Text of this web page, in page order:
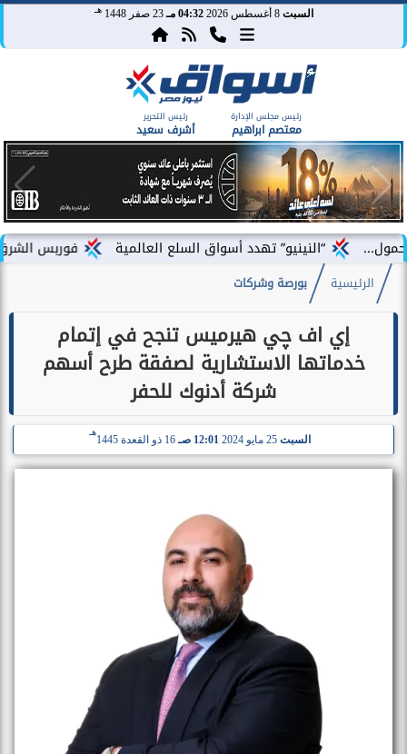
السبت 8 أغسطس 2026 04:32 مـ 23 صفر 1448 هـ
رئيس مجلس الإدارة
معتصم ابراهيم
رئيس التحرير
أشرف سعيد
فوربس الشرق الأوسط “النينيو” تهدد أسواق السلع العالمية
الرئيسية بورصة وشركات
إي اف چي هيرميس تنجح في إتمام
خدماتها الاستشارية لصفقة طرح أسهم
شركة أدنوك للحفر
السبت 12:01 صـ 16 ذو القعدة 1445
هـ